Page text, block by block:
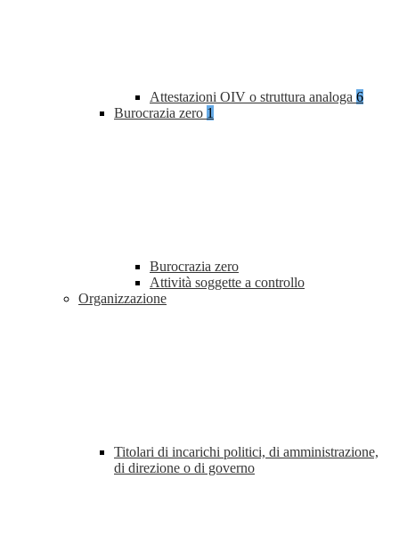
Attestazioni OIV o struttura analoga 6
Burocrazia zero 1
Burocrazia zero
Attività soggette a controllo
Organizzazione
Titolari di incarichi politici, di amministrazione,
di direzione o di governo